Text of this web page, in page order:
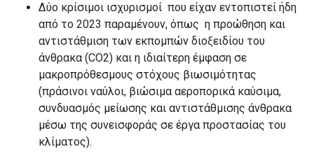
Δύο κρίσιμοι ισχυρισμοί που είχαν εντοπιστεί ήδη
από το 2023 παραμένουν, όπως η προώθηση και
αντιστάθμιση των εκπομπών διοξειδίου του
άνθρακα (CO2) και η ιδιαίτερη έμφαση σε
μακροπρόθεσμους στόχους βιωσιμότητας
(πράσινοι ναύλοι, βιώσιμα αεροπορικά καύσιμα,
συνδυασμός μείωσης και αντιστάθμισης άνθρακα
μέσω της συνεισφοράς σε έργα προστασίας του
κλίματος).